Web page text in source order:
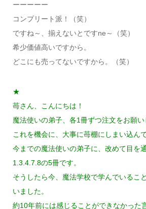
ーーーーー
コンプリート派！（笑）
ですね～、揃えないとですne～（笑）
希少価値高いですから。
どこにも売ってないですから。（笑）
★
苺さん、こんにちは！
魔法使いの弟子、各1冊ずつ注文をお願い
これを機会に、大事に苺棚にしまい込ん
今までの魔法使いの弟子に、改めて目を
1.3.4.7.8の5冊です。
そうしたら今、魔法学校で学んでいるこ
いました。
約10年前には感じることができなかった